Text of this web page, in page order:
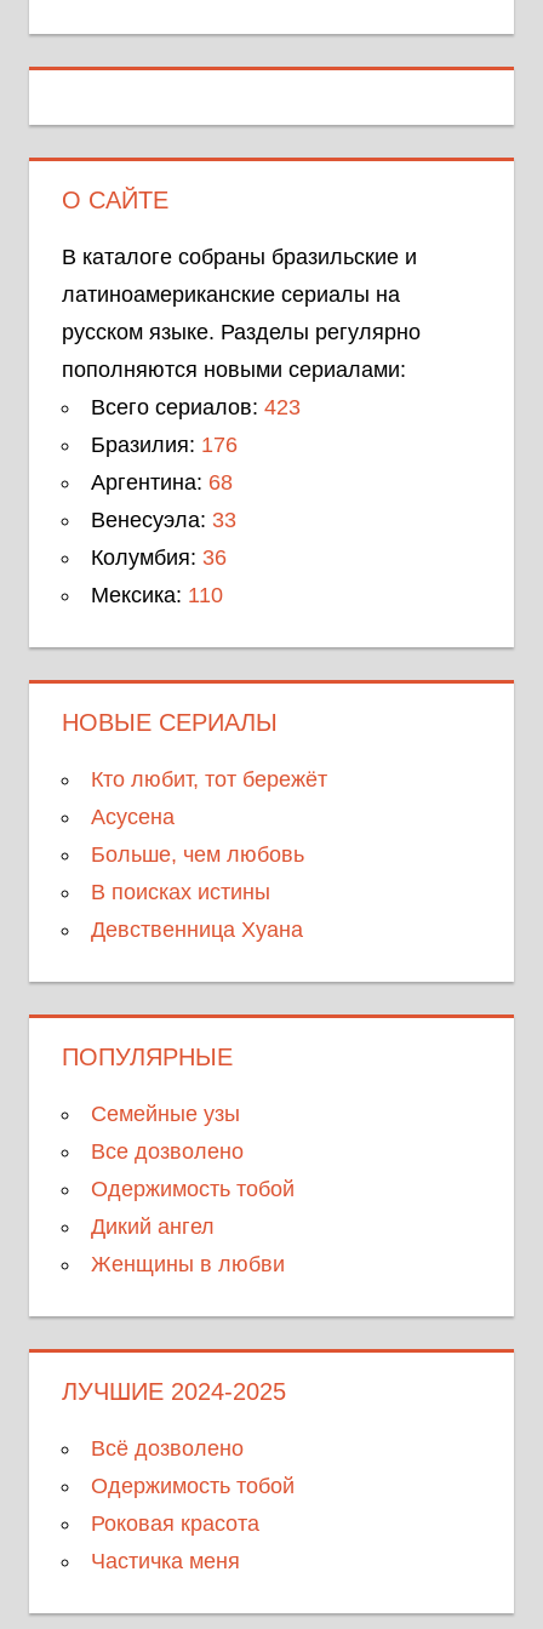
О САЙТЕ
В каталоге собраны бразильские и
латиноамериканские сериалы на
русском языке. Разделы регулярно
пополняются новыми сериалами:
Всего сериалов: 423
Бразилия: 176
Аргентина: 68
Венесуэла: 33
Колумбия: 36
Мексика: 110
НОВЫЕ СЕРИАЛЫ
Кто любит, тот бережёт
Асусена
Больше, чем любовь
В поисках истины
Девственница Хуана
ПОПУЛЯРНЫЕ
Семейные узы
Все дозволено
Одержимость тобой
Дикий ангел
Женщины в любви
ЛУЧШИЕ 2024-2025
Всё дозволено
Одержимость тобой
Роковая красота
Частичка меня